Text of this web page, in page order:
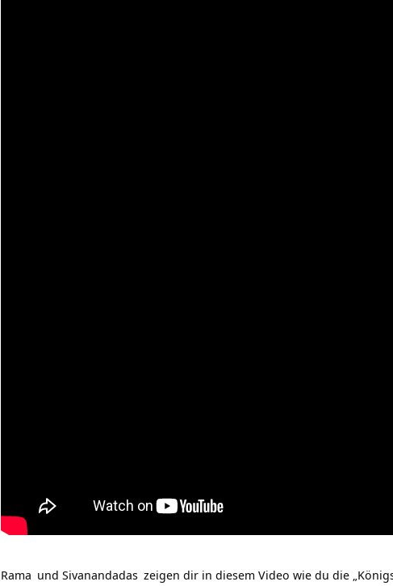
Rama und Sivanandadas zeigen dir in diesem Video wie du die